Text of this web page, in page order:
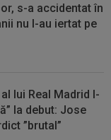
s-a accidentat în
nu l-au iertat pe
lui Real Madrid l-
la debut: Jose
”brutal”